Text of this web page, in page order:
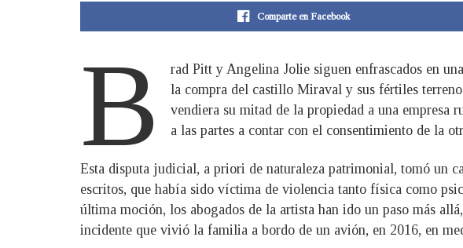
Comparte en Facebook
B
rad Pitt y Angelina Jolie siguen enfrascados en
la compra del castillo Miraval y sus fértiles
vendiera su mitad de la propiedad a una empresa
a las partes a contar con el consentimiento de la
Esta disputa judicial, a priori de naturaleza patrimonial, tomó un
escritos, que había sido víctima de violencia tanto física como
última moción, los abogados de la artista han ido un paso más
incidente que vivió la familia a bordo de un avión, en 2016, en